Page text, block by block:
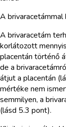
A
A brivaracetám
korlátozott
placentán történő
de a
átjut a placentán
mértéke nem
semmilyen, a
(lásd 5.3 pont).